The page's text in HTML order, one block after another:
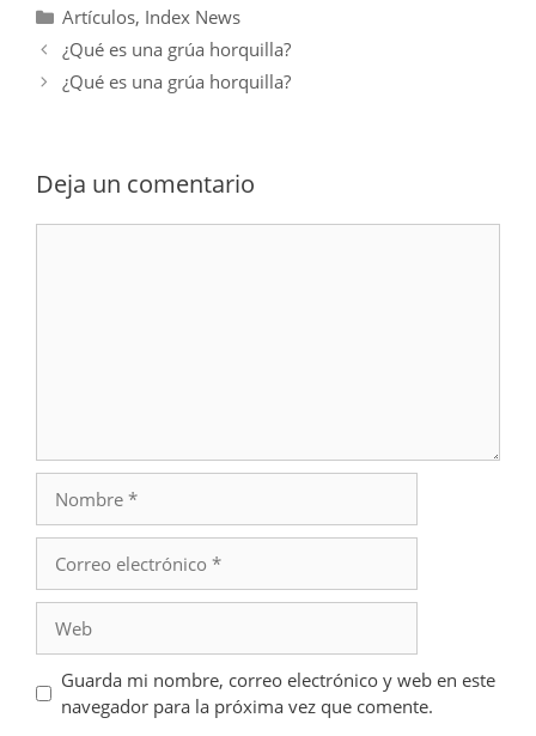
Categorías
Artículos, Index News
¿Qué es una grúa horquilla?
¿Qué es una grúa horquilla?
Deja un comentario
electrónico
Guarda mi nombre, correo electrónico y web en este
navegador para la próxima vez que comente.